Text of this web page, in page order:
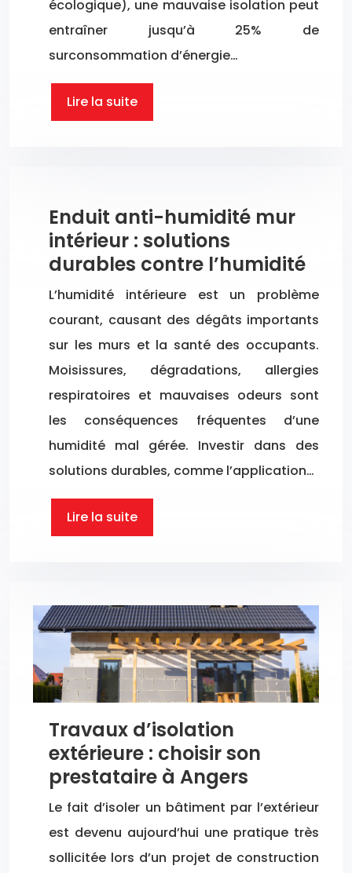
écologique), une mauvaise isolation peut
entraîner jusqu’à 25% de
surconsommation d’énergie…
Lire la suite
Enduit anti-humidité mur
intérieur : solutions
durables contre l’humidité
L’humidité intérieure est un problème
courant, causant des dégâts importants
sur les murs et la santé des occupants.
Moisissures, dégradations, allergies
respiratoires et mauvaises odeurs sont
les conséquences fréquentes d’une
humidité mal gérée. Investir dans des
solutions durables, comme l’application…
Lire la suite
Travaux d’isolation
extérieure : choisir son
prestataire à Angers
Le fait d’isoler un bâtiment par l’extérieur
est devenu aujourd’hui une pratique très
sollicitée lors d’un projet de construction